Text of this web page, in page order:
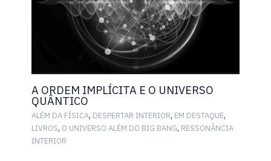
A ORDEM IMPLÍCITA E O UNIVERSO
QUÂNTICO
ALÉM DA FÍSICA, DESPERTAR INTERIOR, EM DESTAQUE,
LIVROS, O UNIVERSO ALÉM DO BIG BANG, RESSONÂNCIA
INTERIOR